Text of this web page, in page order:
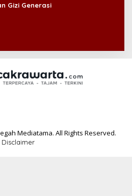
Gizi Generasi
Mediatama. All Rights Reserved.
Disclaimer